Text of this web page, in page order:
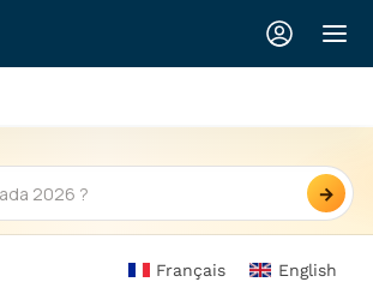
→
Français English